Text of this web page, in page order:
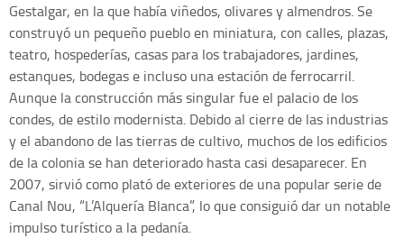
Gestalgar, en la que había viñedos, olivares y almendros. Se
construyó un pequeño pueblo en miniatura, con calles, plazas,
teatro, hospederías, casas para los trabajadores, jardines,
estanques, bodegas e incluso una estación de ferrocarril.
Aunque la construcción más singular fue el palacio de los
condes, de estilo modernista. Debido al cierre de las industrias
y el abandono de las tierras de cultivo, muchos de los edificios
de la colonia se han deteriorado hasta casi desaparecer. En
2007, sirvió como plató de exteriores de una popular serie de
Canal Nou, “L’Alquería Blanca”, lo que consiguió dar un notable
impulso turístico a la pedanía.